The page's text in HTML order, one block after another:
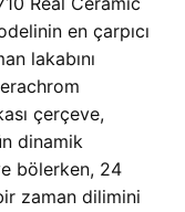
en çarpıcı
lakabını
çerçeve,
dinamik
bölerken, 24
zaman dilimini